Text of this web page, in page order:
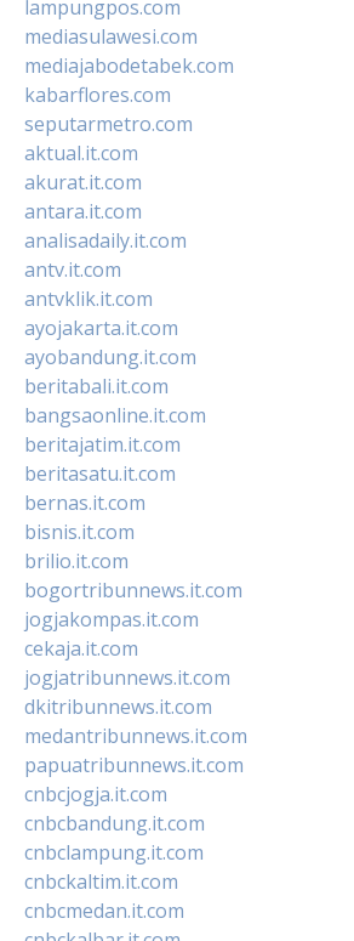
lampungpos.com
mediasulawesi.com
mediajabodetabek.com
kabarflores.com
seputarmetro.com
aktual.it.com
akurat.it.com
antara.it.com
analisadaily.it.com
antv.it.com
antvklik.it.com
ayojakarta.it.com
ayobandung.it.com
beritabali.it.com
bangsaonline.it.com
beritajatim.it.com
beritasatu.it.com
bernas.it.com
bisnis.it.com
brilio.it.com
bogortribunnews.it.com
jogjakompas.it.com
cekaja.it.com
jogjatribunnews.it.com
dkitribunnews.it.com
medantribunnews.it.com
papuatribunnews.it.com
cnbcjogja.it.com
cnbcbandung.it.com
cnbclampung.it.com
cnbckaltim.it.com
cnbcmedan.it.com